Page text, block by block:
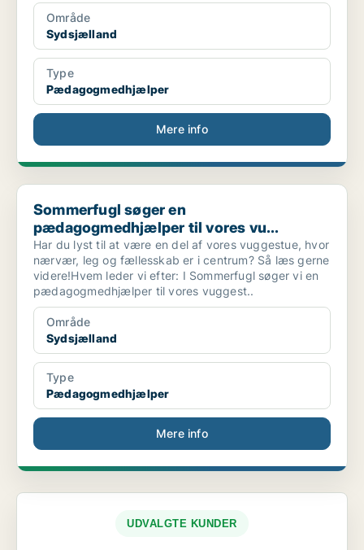
Område
Sydsjælland
Type
Pædagogmedhjælper
Mere info
Sommerfugl søger en pædagogmedhjælper til vores vu...
Sommerfugl søger en
pædagogmedhjælper til vores vu...
Har du lyst til at være en del af vores vuggestue, hvor
nærvær, leg og fællesskab er i centrum? Så læs gerne
videre!Hvem leder vi efter: I Sommerfugl søger vi en
pædagogmedhjælper til vores vuggest..
Område
Sydsjælland
Type
Pædagogmedhjælper
Mere info
UDVALGTE KUNDER